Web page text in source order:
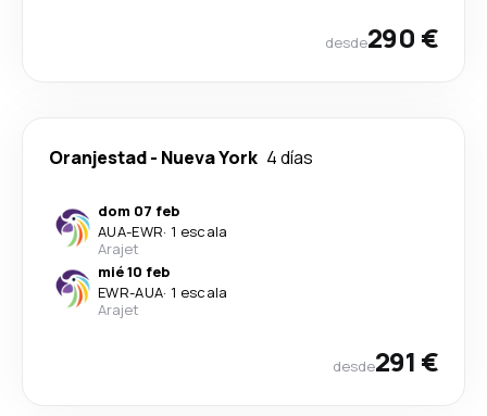
desde290 €
Oranjestad- Nueva York 4 días
dom 07 feb
AUA-EWR· 1 escala
Arajet
mié 10 feb
EWR-AUA· 1 escala
Arajet
desde291 €